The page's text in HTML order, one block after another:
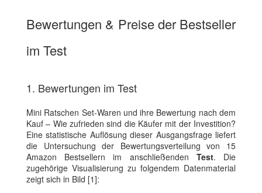
Bewertungen & Preise der Bestseller
im Test
1. Bewertungen im Test
Mini Ratschen Set-Waren und ihre Bewertung nach dem
Kauf – Wie zufrieden sind die Käufer mit der Investition?
Eine statistische Auflösung dieser Ausgangsfrage liefert
die Untersuchung der Bewertungsverteilung von 15
Amazon Bestsellern im anschließenden Test. Die
zugehörige Visualisierung zu folgendem Datenmaterial
zeigt sich in Bild [1]: